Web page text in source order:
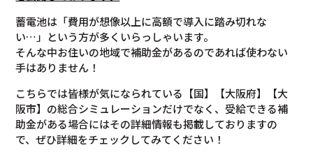
蓄電池は「費用が想像以上に高額で導入に踏み切れな
い…」という方が多くいらっしゃいます。
そんな中お住いの地域で補助金があるのであれば使わない
手はありません！
こちらでは皆様が気になられている【国】【大阪府】【大
阪市】の総合シミュレーションだけでなく、受給できる補
助金がある場合にはその詳細情報も掲載しておりますの
で、ぜひ詳細をチェックしてみてください！